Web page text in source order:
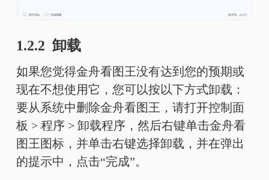
1.2.2 卸载
如果您觉得金舟看图王没有达到您的预期或
现在不想使用它，您可以按以下方式卸载：
要从系统中删除金舟看图王，请打开控制面
板 > 程序 > 卸载程序，然后右键单击金舟看
图王图标，并单击右键选择卸载，并在弹出
的提示中，点击“完成”。